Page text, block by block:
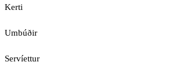
Kerti
Umbúðir
Servíettur